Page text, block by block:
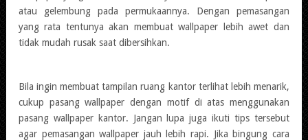
atau gelembung pada permukaannya. Dengan pemasangan
yang rata tentunya akan membuat wallpaper lebih awet dan
tidak mudah rusak saat dibersihkan.
Bila ingin membuat tampilan ruang kantor terlihat lebih menarik,
cukup pasang wallpaper dengan motif di atas menggunakan
pasang wallpaper kantor. Jangan lupa juga ikuti tips tersebut
agar pemasangan wallpaper jauh lebih rapi. Jika bingung cara